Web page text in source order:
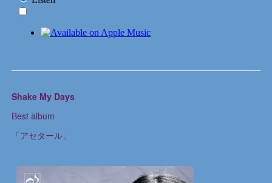
Shake My Days
Best album
「アセタール」